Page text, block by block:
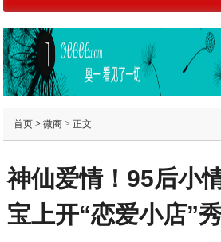
首页> 微商> 正文
神仙爱情！95后小
宝上开“恋爱小店”